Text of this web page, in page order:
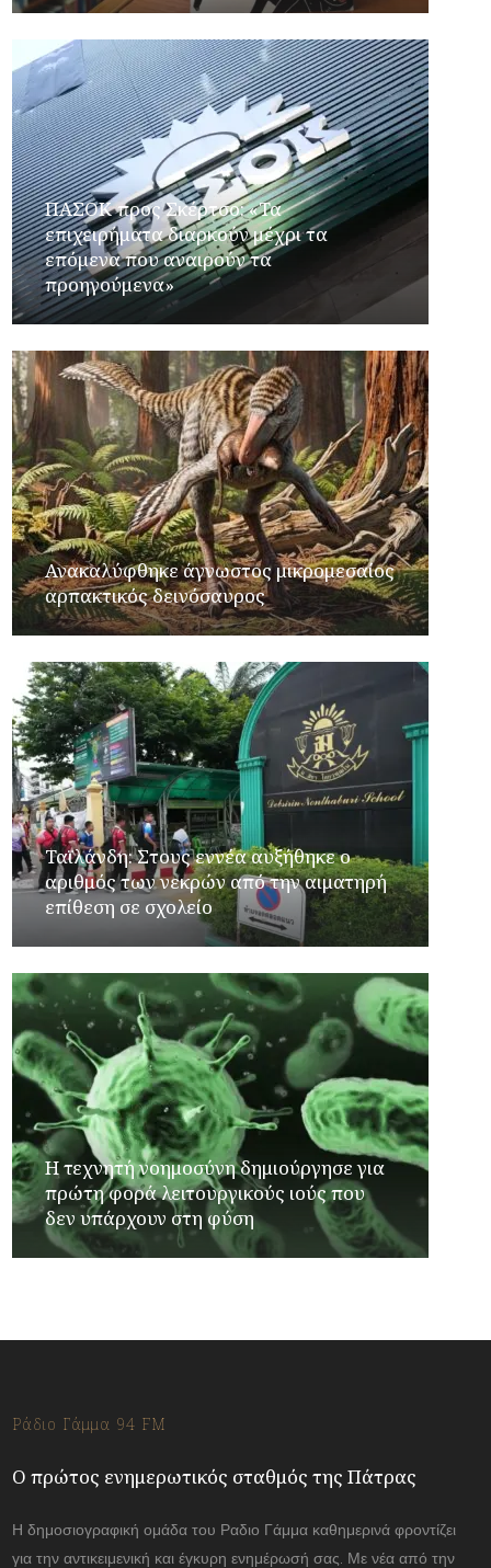
ΠΑΣΟΚ προς Σκέρτσο: «Τα
επιχειρήματα διαρκούν μέχρι τα
επόμενα που αναιρούν τα
προηγούμενα»
Ανακαλύφθηκε άγνωστος μικρομεσαίος
αρπακτικός δεινόσαυρος
Ταϊλάνδη: Στους εννέα αυξήθηκε ο
αριθμός των νεκρών από την αιματηρή
επίθεση σε σχολείο
Η τεχνητή νοημοσύνη δημιούργησε για
πρώτη φορά λειτουργικούς ιούς που
δεν υπάρχουν στη φύση
Ράδιο Γάμμα 94 FM
Ο πρώτος ενημερωτικός σταθμός της Πάτρας
Η δημοσιογραφική ομάδα του Ραδιο Γάμμα καθημερινά φροντίζει
για την αντικειμενική και έγκυρη ενημέρωσή σας. Με νέα από την